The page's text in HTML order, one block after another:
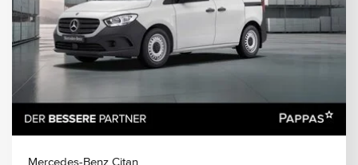
Mercedes-Benz Citan